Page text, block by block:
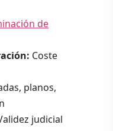
de
Coste
planos,
judicial